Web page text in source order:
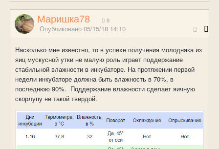
Маришка78 0
Опубликовано 05/15/18 14:10
Насколько мне известно, то в успехе получения молодняка из
яиц мускусной утки не малую роль играет поддержание
стабильной влажности в инкубаторе. На протяжении первой
недели инкубаторе должна быть влажность в 70%, в
последнюю 90%. Поддержание влажности сделает яичную
скорлупу не такой твердой.